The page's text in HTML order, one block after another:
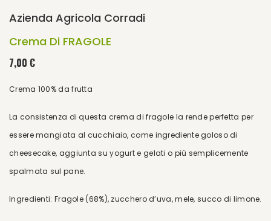
Azienda Agricola Corradi
Crema Di FRAGOLE
7,00 €
Crema 100% da frutta
La consistenza di questa crema di fragole la rende perfetta per
essere mangiata al cucchiaio, come ingrediente goloso di
cheesecake, aggiunta su yogurt e gelati o più semplicemente
spalmata sul pane.
Ingredienti: Fragole (68%), zucchero d’uva, mele, succo di limone.